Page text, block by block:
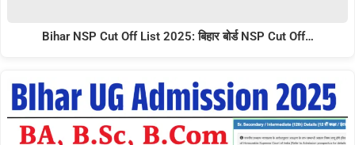
Bihar NSP Cut Off List 2025: बिहार बोर्ड NSP Cut Off…